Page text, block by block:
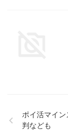
ポイ活マイ
判なども